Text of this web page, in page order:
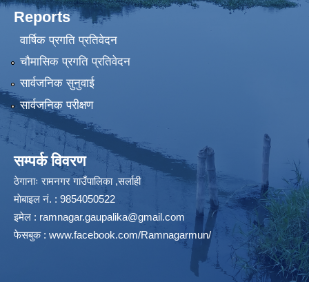
Reports
वार्षिक प्रगति प्रतिवेदन
चौमासिक प्रगति प्रतिवेदन
सार्वजनिक सुनुवाई
सार्वजनिक परीक्षण
सम्पर्क विवरण
ठेगानाः रामनगर गाउँपालिका ,सर्लाही
माेबाइल न‌ं. : 9854050522
इमेल : ramnagar.gaupalika@gmail.com
फेसबुक : www.facebook.com/Ramnagarmun/